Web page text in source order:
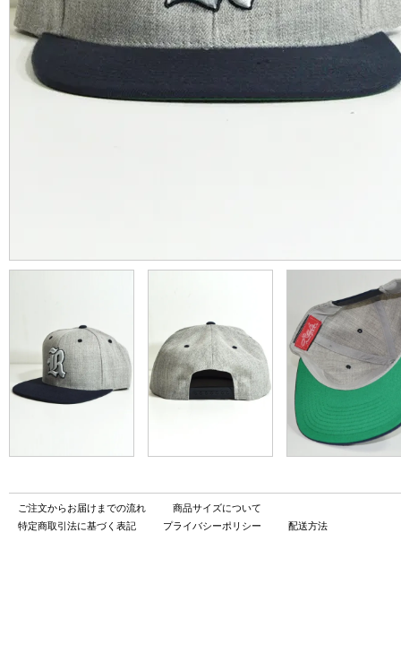
ご注文からお届けまでの流れ
商品サイズについて
特定商取引法に基づく表記
プライバシーポリシー 配送方法